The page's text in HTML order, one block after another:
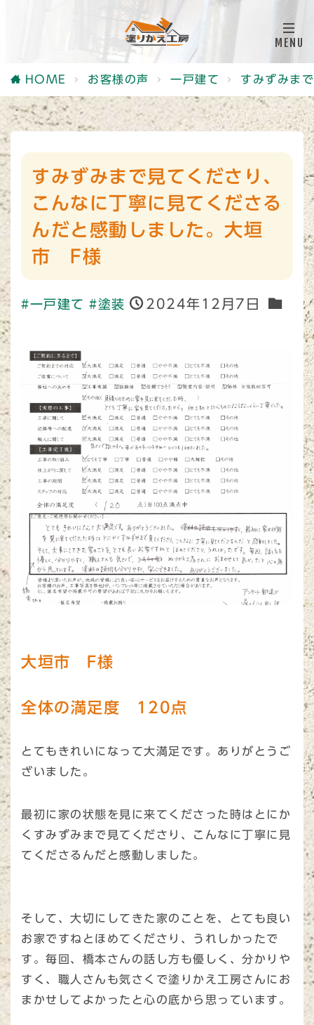
HOME お客様の声 一戸建て すみずみま
すみずみまで見てくださり、
こんなに丁寧に見てくださる
んだと感動しました。大垣
市 F様
#一戸建て #塗装 2024年12月7日
大垣市 F様
全体の満足度 120点
とてもきれいになって大満足です。ありがとうご
ざいました。
最初に家の状態を見に来てくださった時はとにか
くすみずみまで見てくださり、こんなに丁寧に見
てくださるんだと感動しました。
そして、大切にしてきた家のことを、とても良い
お家ですねとほめてくださり、うれしかったで
す。毎回、橋本さんの話し方も優しく、分かりや
すく、職人さんも気さくで塗りかえ工房さんにお
まかせしてよかったと心の底から思っています。